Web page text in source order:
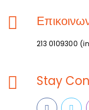
213 0109300
Stay